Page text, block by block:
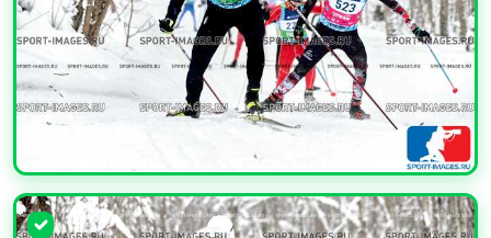
УВЕЛИЧИТЬ